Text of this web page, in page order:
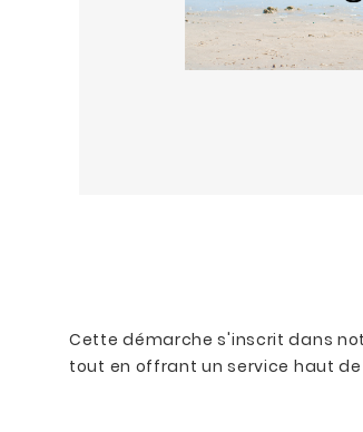
Cette démarche s'inscrit dans
tout en offrant un service haut